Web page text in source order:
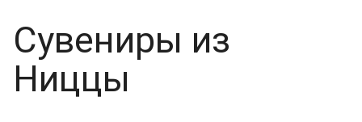
Сувениры из
Ниццы